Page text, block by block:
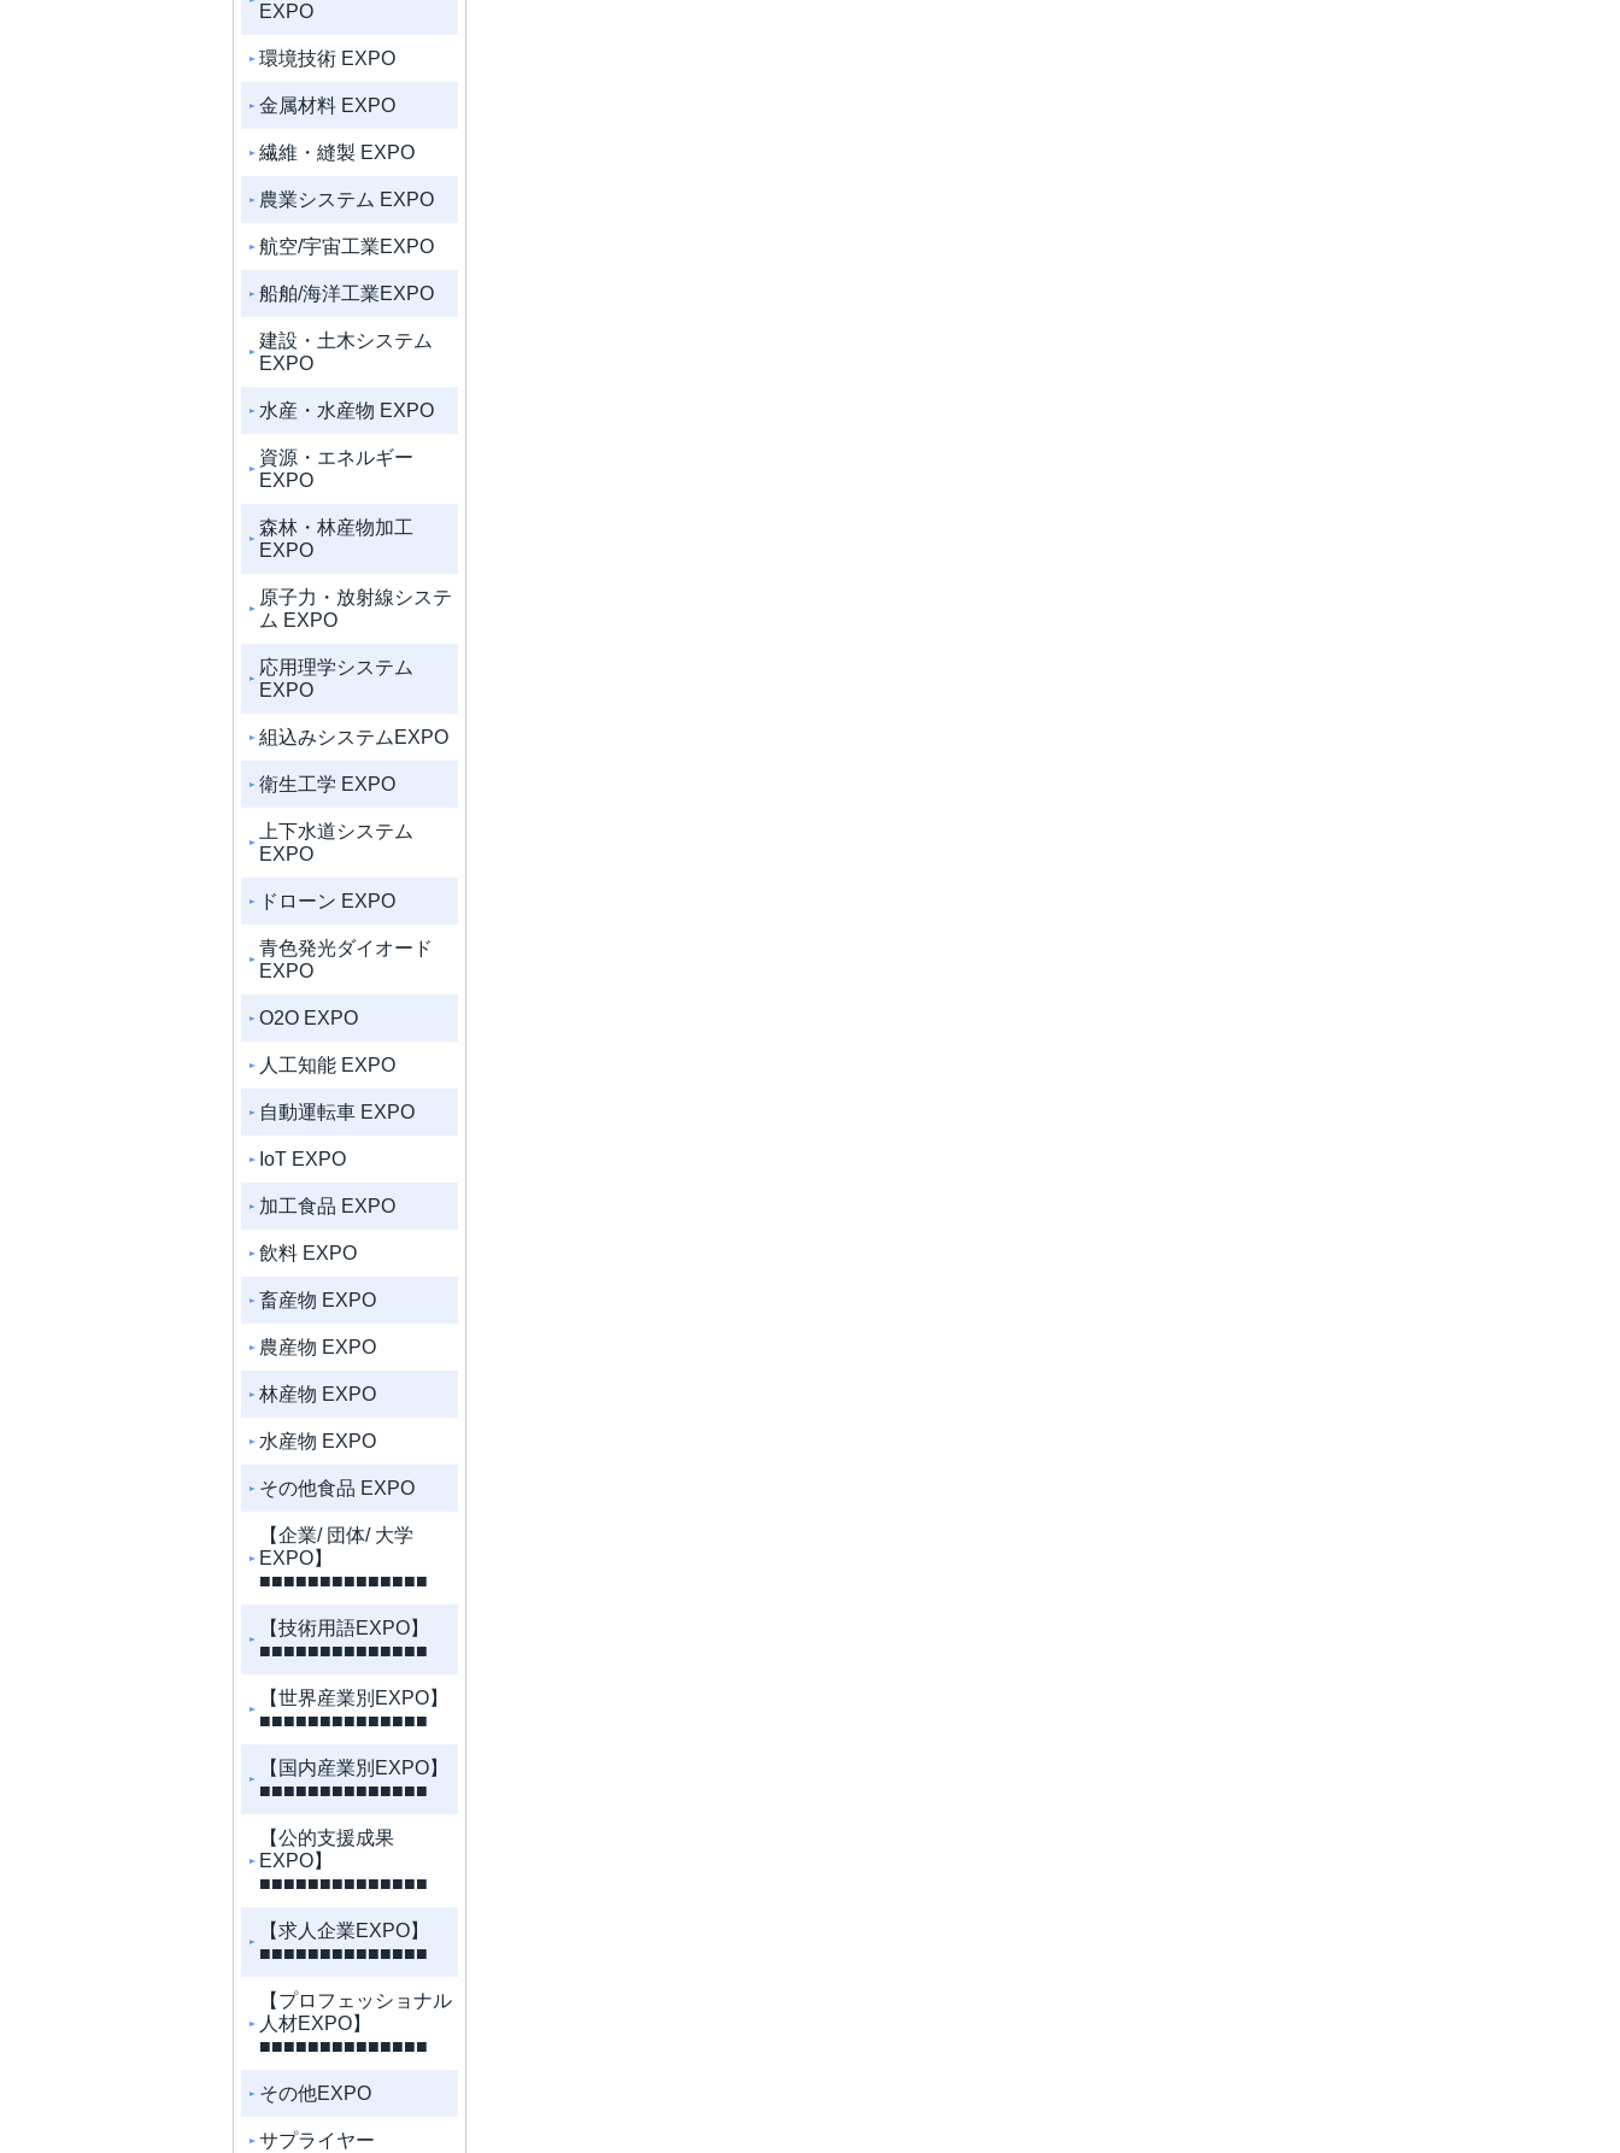
EXPO
環境技術 EXPO
金属材料 EXPO
繊維・縫製 EXPO
農業システム EXPO
航空/宇宙工業EXPO
船舶/海洋工業EXPO
建設・土木システム
EXPO
水産・水産物 EXPO
資源・エネルギー
EXPO
森林・林産物加工
EXPO
原子力・放射線システ
ム EXPO
応用理学システム
EXPO
組込みシステムEXPO
衛生工学 EXPO
上下水道システム
EXPO
ドローン EXPO
青色発光ダイオード
EXPO
O2O EXPO
人工知能 EXPO
自動運転車 EXPO
IoT EXPO
加工食品 EXPO
飲料 EXPO
畜産物 EXPO
農産物 EXPO
林産物 EXPO
水産物 EXPO
その他食品 EXPO
【企業/ 団体/ 大学
EXPO】
■■■■■■■■■■■■■■
【技術用語EXPO】
■■■■■■■■■■■■■■
【世界産業別EXPO】
■■■■■■■■■■■■■■
【国内産業別EXPO】
■■■■■■■■■■■■■■
【公的支援成果
EXPO】
■■■■■■■■■■■■■■
【求人企業EXPO】
■■■■■■■■■■■■■■
【プロフェッショナル
人材EXPO】
■■■■■■■■■■■■■■
その他EXPO
サプライヤー